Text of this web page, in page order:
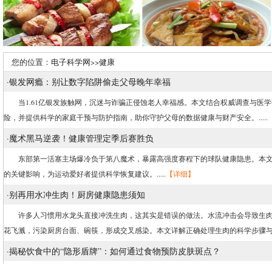
您的位置： 电子科学网>>健康
·银发网瘾：别让数字陷阱偷走父母晚年幸福
当1.61亿银发族触网，沉迷与诈骗正侵蚀老人幸福感。本文结合权威调查与医
险，并提供科学的家庭干预与防护指南，助你守护父母的数据健康与财产安全。.....
·魔术黑马逆袭！健康管理定季后赛胜负
东部第一活塞主场爆冷负于第八魔术，暴露高强度赛程下的球队健康隐患。本
的关键影响，为运动爱好者提供科学恢复建议。..... 【详细】
·别再用水冲生肉！厨房健康隐患须知
许多人习惯用水龙头直接冲洗生肉，这其实是错误的做法。水流冲击会导致生
花飞溅，污染厨房台面、碗筷，形成交叉感染。本文详解正确处理生肉的科学步骤
·揭秘饮食中的“隐形盾牌”：如何通过食物预防皮肤斑点？